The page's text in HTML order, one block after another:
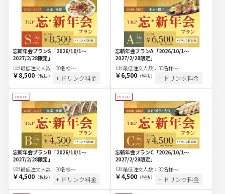
忘新年会プランS 「2026/10/1～
2027/2/28限定」
最低注文人数： 30名様～
￥8,500（税抜） + ドリンク料金
忘新年会プランA「2026/10/1～
2027/2/28限定」
最低注文人数： 30名様～
￥6,500（税抜） + ドリンク料金
PICK UP
忘新年会プランB「2026/10/1～
2027/2/28限定」
最低注文人数： 30名様～
￥4,500（税抜） + ドリンク料金
PICK UP
忘新年会プランC「2026/10/1～
2027/2/28限定」
最低注文人数： 30名様～
￥4,500（税抜） + ドリンク料金